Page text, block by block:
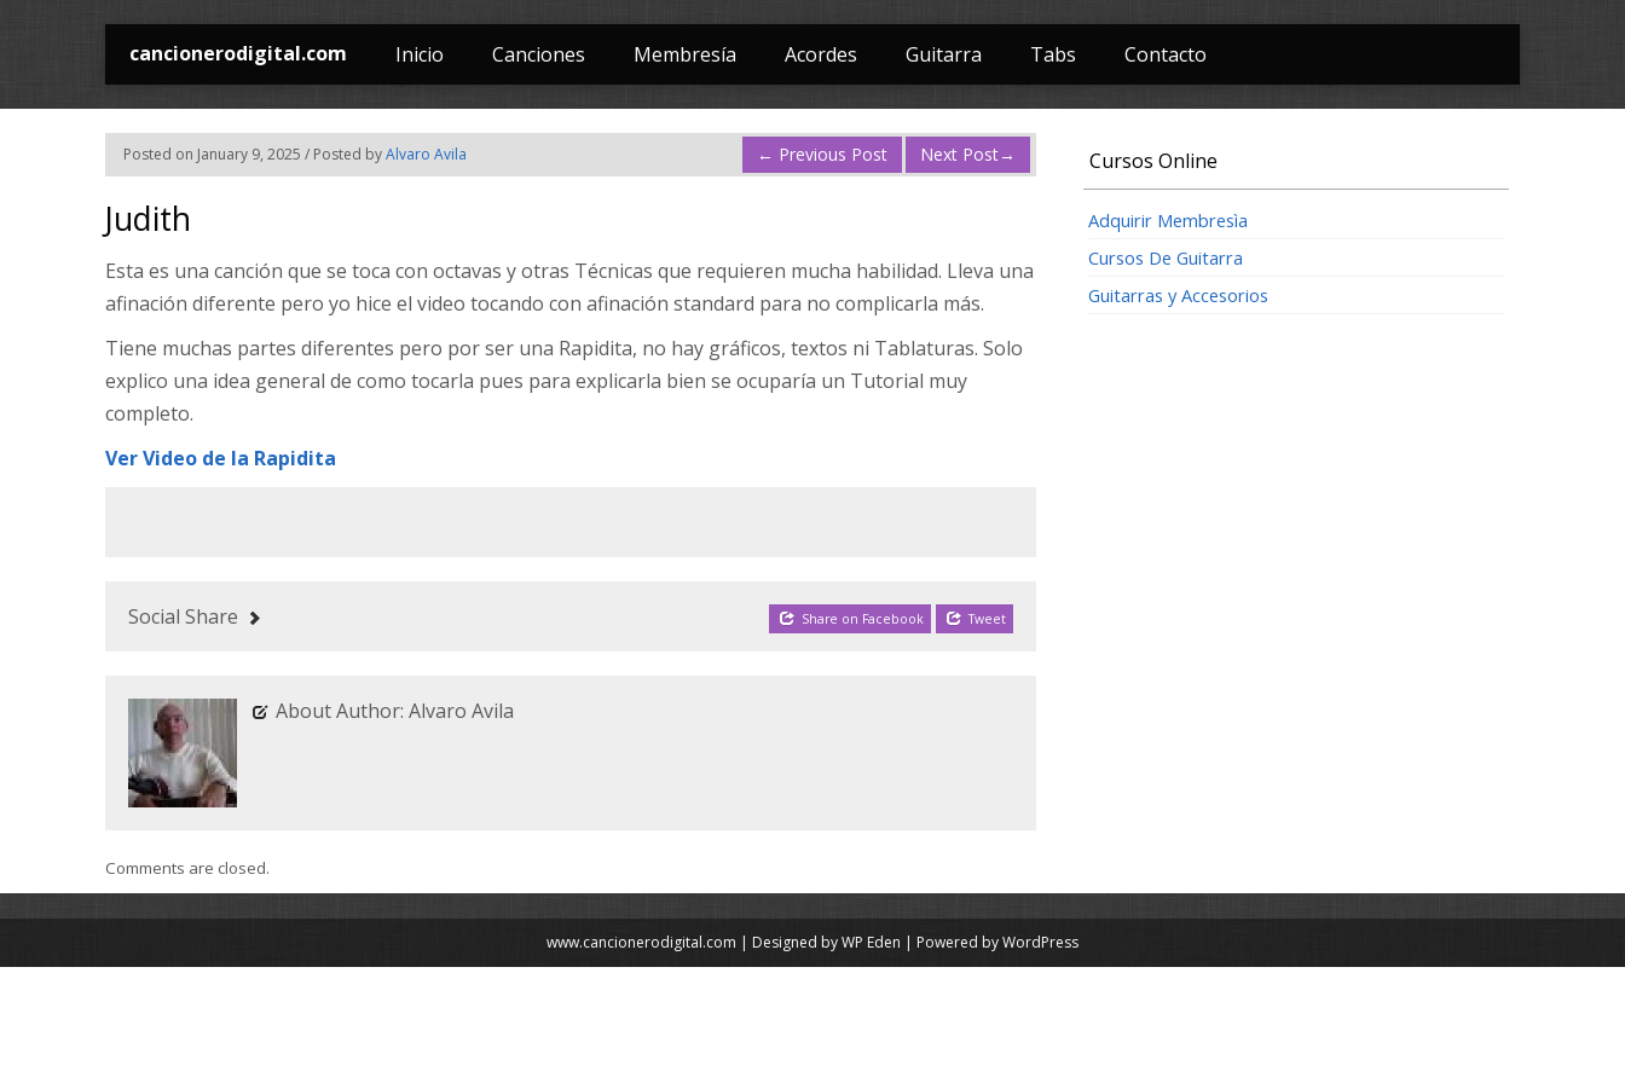
cancionerodigital.com Inicio Canciones Membresía Acordes Guitarra Tabs Contacto
Posted on January 9, 2025 / Posted byAlvaro Avila ← Previous Post Next Post→
Judith
Esta es una canción que se toca con octavas y otras Técnicas que requieren mucha habilidad. Lleva una
afinación diferente pero yo hice el video tocando con afinación standard para no complicarla más.
Tiene muchas partes diferentes pero por ser una Rapidita, no hay gráficos, textos ni Tablaturas. Solo
explico una idea general de como tocarla pues para explicarla bien se ocuparía un Tutorial muy
completo.
Ver Video de la Rapidita
Social Share Share on Facebook Tweet
About Author: Alvaro Avila
Comments are closed.
Cursos Online
Adquirir Membresìa
Cursos De Guitarra
Guitarras y Accesorios
www.cancionerodigital.com | Designed byWP Eden | Powered byWordPress